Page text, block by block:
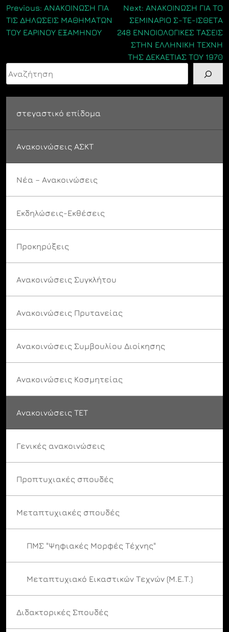
Πλοήγηση
άρθρων
Previous: ΑΝΑΚΟΙΝΩΣΗ ΓΙΑ
ΤΙΣ ΔΗΛΩΣΕΙΣ ΜΑΘΗΜΑΤΩΝ
ΤΟΥ ΕΑΡΙΝΟΥ ΕΞΑΜΗΝΟΥ
Next: ΑΝΑΚΟΙΝΩΣΗ ΓΙΑ ΤΟ
ΣΕΜΙΝΑΡΙΟ Σ-ΤΕ-ΙΣΘΕΤΑ
248 ΕΝΝΟΙΟΛΟΓΙΚΕΣ ΤΑΣΕΙΣ
ΣΤΗΝ ΕΛΛΗΝΙΚΗ ΤΕΧΝΗ
ΤΗΣ ΔΕΚΑΕΤΙΑΣ ΤΟΥ 1970
Αναζήτηση
στεγαστικό επίδομα
Ανακοινώσεις ΑΣΚΤ
Νέα – Ανακοινώσεις
Εκδηλώσεις-Εκθέσεις
Προκηρύξεις
Ανακοινώσεις Συγκλήτου
Ανακοινώσεις Πρυτανείας
Ανακοινώσεις Συμβουλίου Διοίκησης
Ανακοινώσεις Κοσμητείας
Ανακοινώσεις ΤΕΤ
Γενικές ανακοινώσεις
Προπτυχιακές σπουδές
Μεταπτυχιακές σπουδές
ΠΜΣ "Ψηφιακές Μορφές Τέχνης"
Μεταπτυχιακό Εικαστικών Τεχνών (Μ.Ε.Τ.)
Διδακτορικές Σπουδές